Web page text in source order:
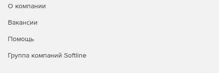
О компании
Вакансии
Помощь
Группа компаний Softline